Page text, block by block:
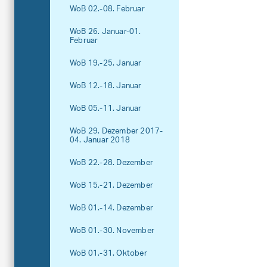
WoB 02.-08. Februar
WoB 26. Januar-01.
Februar
WoB 19.-25. Januar
WoB 12.-18. Januar
WoB 05.-11. Januar
WoB 29. Dezember 2017-
04. Januar 2018
WoB 22.-28. Dezember
WoB 15.-21. Dezember
WoB 01.-14. Dezember
WoB 01.-30. November
WoB 01.-31. Oktober